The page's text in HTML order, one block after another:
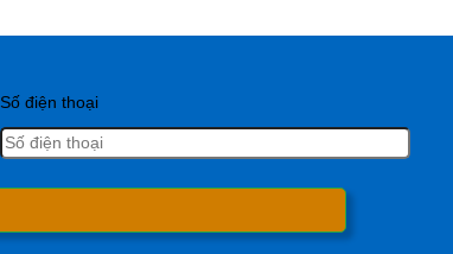
Số điện thoại